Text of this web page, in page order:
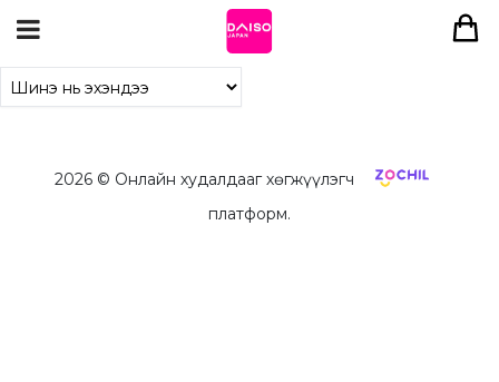
2026© Онлайн худалдааг хөгжүүлэгч
платформ.